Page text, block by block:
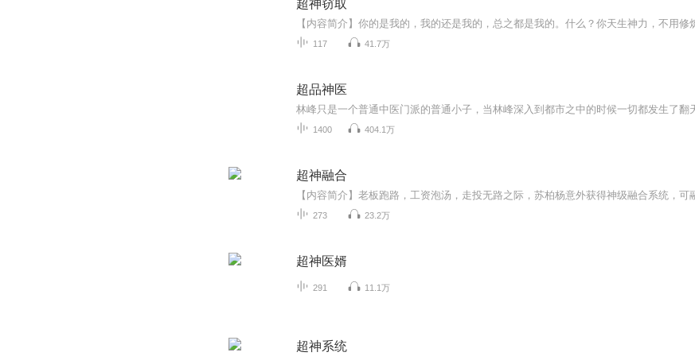
超神窃取
117 41.7万
超品神医
1400 404.1万
超神融合
273 23.2万
超神医婿
291 11.1万
超神系统